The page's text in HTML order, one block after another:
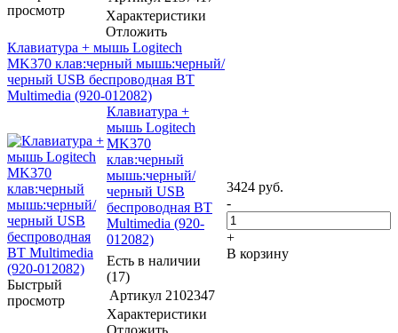
просмотр
Характеристики
Отложить
Клавиатура + мышь Logitech
MK370 клав:черный мышь:черный/
черный USB беспроводная BT
Multimedia (920-012082)
Быстрый
просмотр
Клавиатура +
мышь Logitech
MK370
клав:черный
мышь:черный/
черный USB
беспроводная BT
Multimedia (920-
012082)
Есть в наличии
(17)
Артикул 2102347
Характеристики
Отложить
3424 руб.
-
+
В корзину